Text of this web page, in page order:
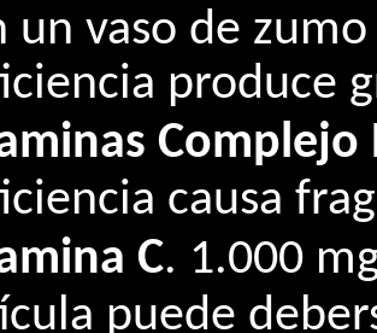
un vaso de
produce
Complejo
causa
C. 1.000
puede